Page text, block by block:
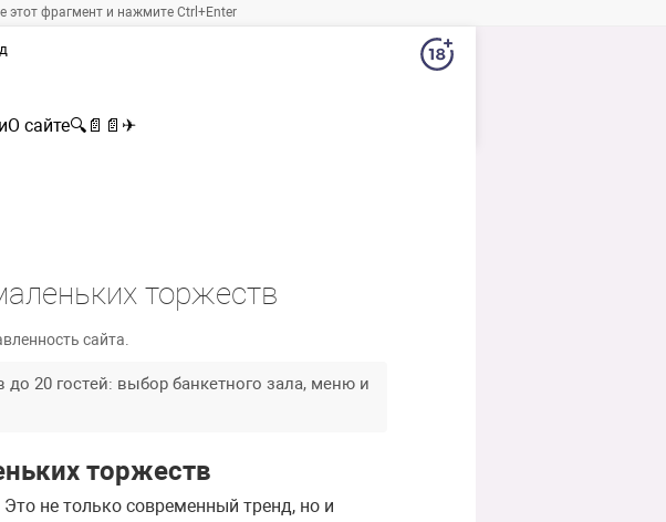
этот фрагмент и нажмите Ctrl+Enter
О сайте🔍 📄 📄 ✈
торжеств
сайта.
20 гостей: выбор банкетного зала, меню и
торжеств
не только современный тренд, но и